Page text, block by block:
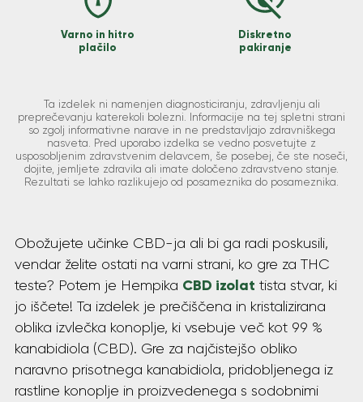
Varno in hitro
plačilo
Diskretno
pakiranje
Ta izdelek ni namenjen diagnosticiranju, zdravljenju ali
preprečevanju katerekoli bolezni. Informacije na tej spletni strani
so zgolj informativne narave in ne predstavljajo zdravniškega
nasveta. Pred uporabo izdelka se vedno posvetujte z
usposobljenim zdravstvenim delavcem, še posebej, če ste noseči,
dojite, jemljete zdravila ali imate določeno zdravstveno stanje.
Rezultati se lahko razlikujejo od posameznika do posameznika.
Obožujete učinke CBD-ja ali bi ga radi poskusili,
vendar želite ostati na varni strani, ko gre za THC
teste? Potem je Hempika CBD izolat tista stvar, ki
jo iščete! Ta izdelek je prečiščena in kristalizirana
oblika izvlečka konoplje, ki vsebuje več kot 99 %
kanabidiola (CBD). Gre za najčistejšo obliko
naravno prisotnega kanabidiola, pridobljenega iz
rastline konoplje in proizvedenega s sodobnimi